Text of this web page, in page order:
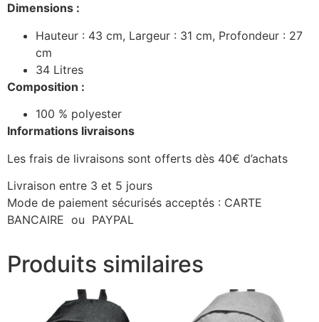
Dimensions :
Hauteur : 43 cm, Largeur : 31 cm, Profondeur : 27
cm
34 Litres
Composition :
100 % polyester
Informations livraisons
Les frais de livraisons sont offerts dès 40€ d’achats
Livraison entre 3 et 5 jours
Mode de paiement sécurisés acceptés : CARTE
BANCAIRE ou PAYPAL
Produits similaires